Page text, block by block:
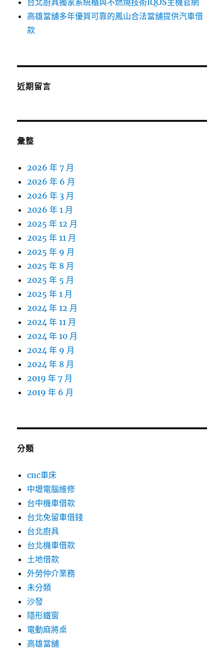
台北廚具獨家系統櫃與不燃燒技術IQOS主機官網
高雄當舖多年優質可靠的鳳山合法當舖提供汽車借
款
近期留言
彙整
2026 年 7 月
2026 年 6 月
2026 年 3 月
2026 年 1 月
2025 年 12 月
2025 年 11 月
2025 年 9 月
2025 年 8 月
2025 年 5 月
2025 年 1 月
2024 年 12 月
2024 年 11 月
2024 年 10 月
2024 年 9 月
2024 年 8 月
2019 年 7 月
2019 年 6 月
分類
cnc車床
中壢電腦維修
台中機車借款
台北免留車借錢
台北廚具
台北機車借款
土地借款
外勞仲介業務
未分類
沙發
隱形鐵窗
電動麻將桌
高雄當舖